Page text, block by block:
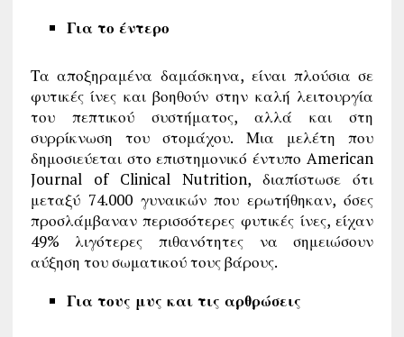
Για το έντερο
Τα αποξηραμένα δαμάσκηνα, είναι πλούσια σε
φυτικές ίνες και βοηθούν στην καλή λειτουργία
του πεπτικού συστήματος, αλλά και στη
συρρίκνωση του στομάχου. Μια μελέτη που
δημοσιεύεται στο επιστημονικό έντυπο American
Journal of Clinical Nutrition, διαπίστωσε ότι
μεταξύ 74.000 γυναικών που ερωτήθηκαν, όσες
προσλάμβαναν περισσότερες φυτικές ίνες, είχαν
49% λιγότερες πιθανότητες να σημειώσουν
αύξηση του σωματικού τους βάρους.
Για τους μυς και τις αρθρώσεις